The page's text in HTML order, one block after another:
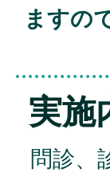
ますの
実施
問診、